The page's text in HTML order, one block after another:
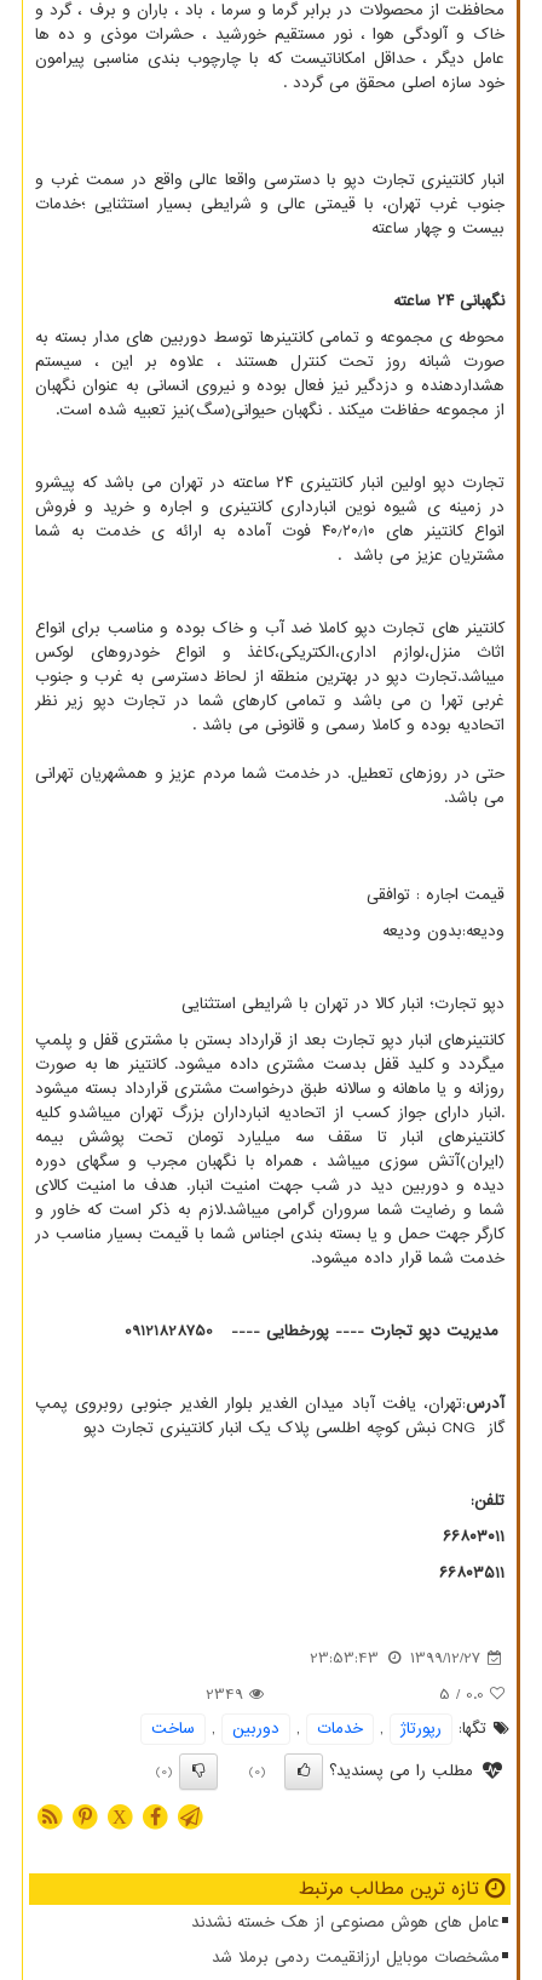
محافظت از محصولات در برابر گرما و سرما ، باد ، باران و برف ، گرد و
خاک و آلودگی هوا ، نور مستقیم خورشید ، حشرات موذی و ده ها
عامل دیگر ، حداقل امکاناتیست که با چارچوب بندی مناسبی پیرامون
خود سازه اصلی محقق می گردد .
انبار كانتینری تجارت دپو با دسترسی واقعا عالی واقع در سمت غرب و
جنوب غرب تهران، با قیمتی عالی و شرایطی بسیار استثنایی ؛خدمات
بیست و چهار ساعته
نگهبانی ۲۴ ساعته
محوطه ی مجموعه و تمامی کانتینرها توسط دوربین های مدار بسته به
صورت شبانه روز تحت کنترل هستند ، علاوه بر این ، سیستم
هشداردهنده و دزدگیر نیز فعال بوده و نیروی انسانی به عنوان نگهبان
از مجموعه حفاظت میکند . نگهبان حیوانی(سگ)نیز تعبیه شده است.
تجارت دپو اولین انبار کانتینری ۲۴ ساعته در تهران می باشد که پیشرو
در زمینه ی شیوه نوین انبارداری کانتینری و اجاره و خرید و فروش
انواع کانتینر های ۴۰٫۲۰٫۱۰ فوت آماده به ارائه ی خدمت به شما
مشتریان عزیز می باشد .
کانتینر های تجارت دپو کاملا ضد آب و خاک بوده و مناسب برای انواع
اثاث منزل،لوازم اداری،الکتریکی،کاغذ و انواع خودروهای لوکس
میباشد.تجارت دپو در بهترین منطقه از لحاظ دسترسی به غرب و جنوب
غربی تهرا ن می باشد و تمامی کارهای شما در تجارت دپو زیر نظر
اتحادیه بوده و کاملا رسمی و قانونی می باشد .
حتی در روزهای تعطیل. در خدمت شما مردم عزیز و همشهریان تهرانی
می باشد.
قیمت اجاره : توافقی
ودیعه:بدون ودیعه
دپو تجارت؛ انبار کالا در تهران با شرایطی استثنایی
کانتینرهای انبار دپو تجارت بعد از قرارداد بستن با مشتری قفل و پلمپ
میگردد و کلید قفل بدست مشتری داده میشود. کانتینر ها به صورت
روزانه و یا ماهانه و سالانه طبق درخواست مشتری قرارداد بسته میشود
.انبار دارای جواز کسب از اتحادیه انبارداران بزرگ تهران میباشدو کلیه
کانتینرهای انبار تا سقف سه میلیارد تومان تحت پوشش بیمه
(ایران)آتش سوزی میباشد ، همراه با نگهبان مجرب و سگهای دوره
دیده و دوربین دید در شب جهت امنیت انبار. هدف ما امنیت کالای
شما و رضایت شما سروران گرامی میباشد.لازم به ذکر است که خاور و
کارگر جهت حمل و یا بسته بندی اجناس شما با قیمت بسیار مناسب در
خدمت شما قرار داده میشود.
مدیریت دپو تجارت ---- پورخطایی ---- 09121828750
آدرس:تهران، یافت آباد میدان الغدیر بلوار الغدیر جنوبی روبروی پمپ
گاز CNG نبش کوچه اطلسی پلاک یک انبار کانتینری تجارت دپو
تلفن:
۶۶۸۰۳۰۱۱
۶۶۸۰۳۵۱۱
1399/12/27
23:53:43
0.0
/ 5
2349
تگها:
رپورتاژ , خدمات , دوربین ,
ساخت
مطلب را می پسندید؟
(0)
(0)
X
تازه ترین مطالب مرتبط
عامل های هوش مصنوعی از هک خسته نشدند
مشخصات موبایل ارزانقیمت ردمی برملا شد